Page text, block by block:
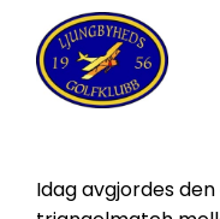
Idag avgjordes